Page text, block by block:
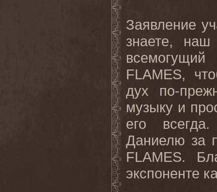
Заявление
знаете,
FLAMES,
дух по-
музыку и
его
Даниелю за
FLAMES.
экспоненте